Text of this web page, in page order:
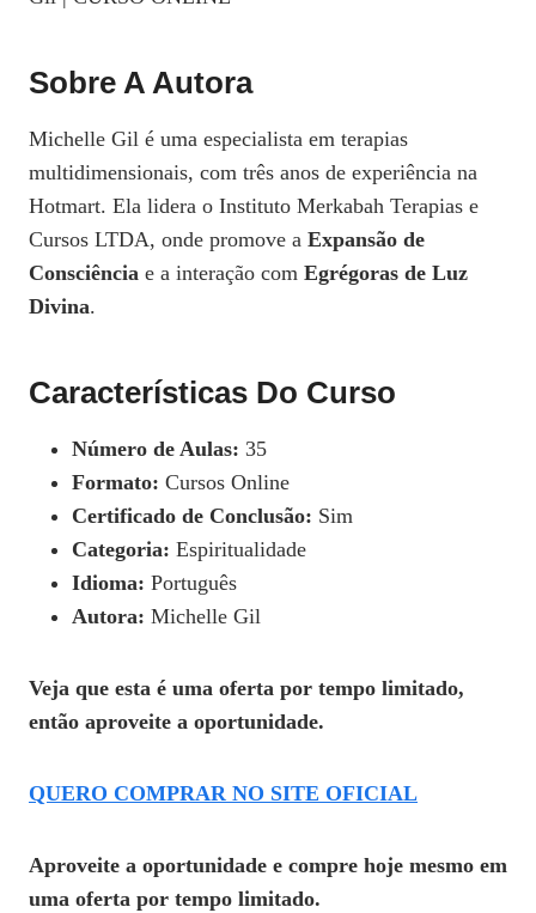
Sobre A Autora
Michelle Gil é uma especialista em terapias
multidimensionais, com três anos de experiência na
Hotmart. Ela lidera o Instituto Merkabah Terapias e
Cursos LTDA, onde promove a Expansão de
Consciência e a interação com Egrégoras de Luz
Divina.
Características Do Curso
Número de Aulas: 35
Formato: Cursos Online
Certificado de Conclusão: Sim
Categoria: Espiritualidade
Idioma: Português
Autora: Michelle Gil
Veja que esta é uma oferta por tempo limitado,
então aproveite a oportunidade.
QUERO COMPRAR NO SITE OFICIAL
Aproveite a oportunidade e compre hoje mesmo em
uma oferta por tempo limitado.